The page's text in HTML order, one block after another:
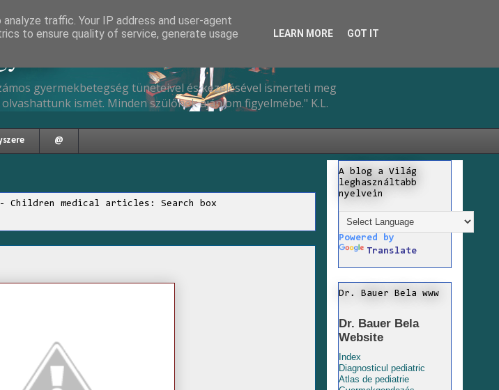
gyermekbetegség tüneteivel és kezelésével ismerteti meg
ismét. Minden szülőnek ajánlom figyelmébe." K.L.
@
- Children medical articles: Search box
A blog a Világ
leghasználtabb
nyelvein
Powered by
Translate
Dr. Bauer Bela www
Dr. Bauer Bela
Website
Index
Diagnosticul pediatric
Atlas de pediatrie
traffic. Your IP address and user-agent
to ensure quality of service, generate usage
LEARN MORE GOT IT